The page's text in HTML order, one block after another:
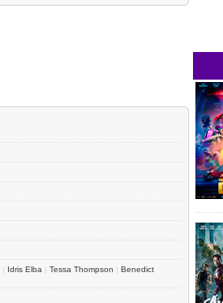
| Idris Elba | Tessa Thompson | Benedict